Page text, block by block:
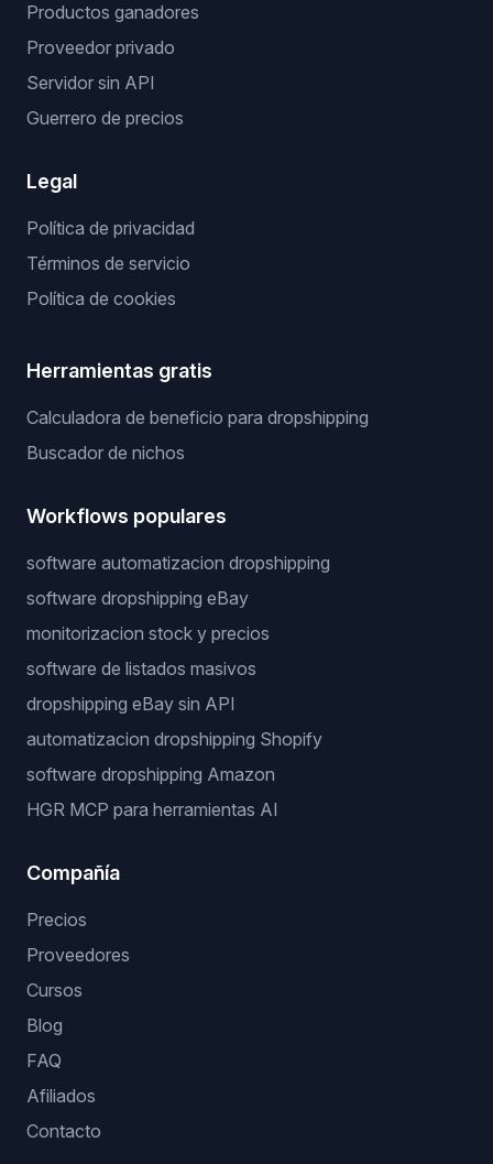
Productos ganadores
Proveedor privado
Servidor sin API
Guerrero de precios
Legal
Política de privacidad
Términos de servicio
Política de cookies
Herramientas gratis
Calculadora de beneficio para dropshipping
Buscador de nichos
Workflows populares
software automatizacion dropshipping
software dropshipping eBay
monitorizacion stock y precios
software de listados masivos
dropshipping eBay sin API
automatizacion dropshipping Shopify
software dropshipping Amazon
HGR MCP para herramientas AI
Compañía
Precios
Proveedores
Cursos
Blog
FAQ
Afiliados
Contacto